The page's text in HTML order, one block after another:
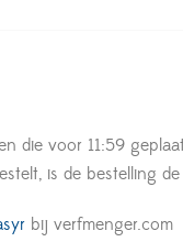
die voor 11:59
is de bestelling
bij verfmenger.com